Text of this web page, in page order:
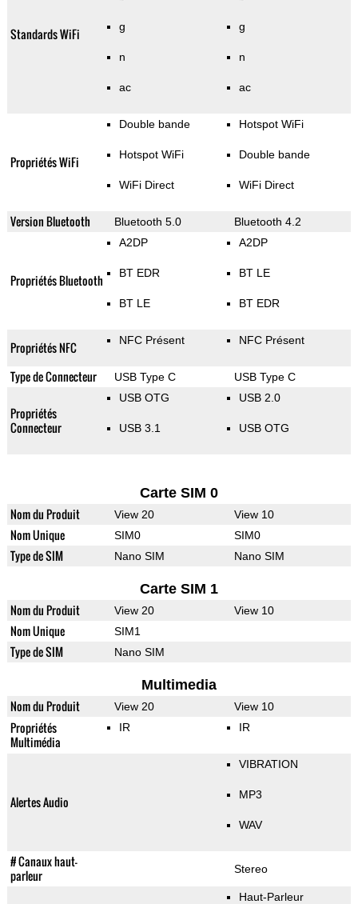
Standards WiFi g
n
ac
g
n
ac
Propriétés WiFi
Double bande
Hotspot WiFi
WiFi Direct
Hotspot WiFi
Double bande
WiFi Direct
Version Bluetooth Bluetooth 5.0 Bluetooth 4.2
Propriétés Bluetooth
A2DP
BT EDR
BT LE
A2DP
BT LE
BT EDR
Propriétés NFC NFC Présent NFC Présent
Type de Connecteur USB Type C USB Type C
Propriétés
Connecteur
USB OTG
USB 3.1
USB 2.0
USB OTG
Carte SIM 0
Nom du Produit View 20 View 10
Nom Unique SIM0 SIM0
Type de SIM Nano SIM Nano SIM
Carte SIM 1
Nom du Produit View 20 View 10
Nom Unique SIM1
Type de SIM Nano SIM
Multimedia
Nom du Produit View 20 View 10
Propriétés
Multimédia
IR IR
Alertes Audio
VIBRATION
MP3
WAV
# Canaux haut-
parleur
Stereo
Haut-Parleur